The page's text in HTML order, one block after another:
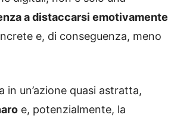
a distaccarsi emotivamente
e, di conseguenza, meno
un’azione quasi astratta,
e, potenzialmente, la